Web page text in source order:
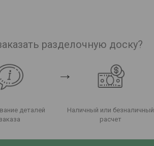
разделочную доску?
деталей
заказа
→
Наличный или безналичный
расчет